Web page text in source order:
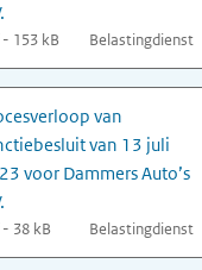
153 kB Belastingdienst
van
van 13 juli
voor Dammers Auto’s
38 kB Belastingdienst